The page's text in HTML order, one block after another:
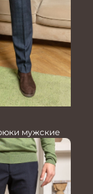
мужские